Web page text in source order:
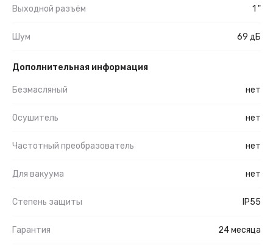
Выходной разъём 1 "
Шум 69 дБ
Дополнительная информация
Безмасляный нет
Осушитель нет
Частотный преобразователь нет
Для вакуума нет
Степень защиты IP55
Гарантия 24 месяца